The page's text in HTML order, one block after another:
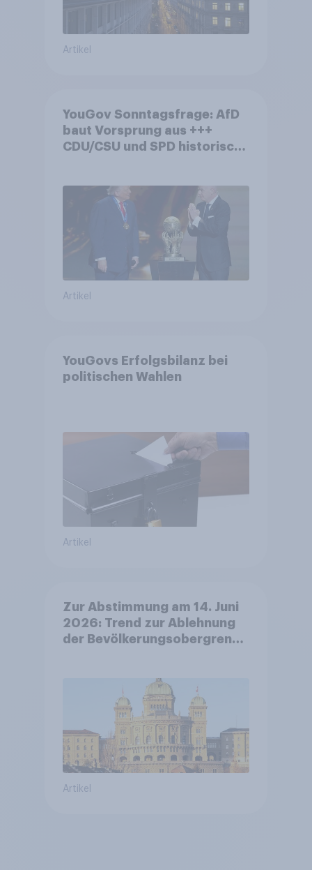
Artikel
YouGov Sonntagsfrage: AfD
baut Vorsprung aus +++
CDU/CSU und SPD historisch
Fußball-WM ohne Politik
Artikel
YouGovs Erfolgsbilanz bei
politischen Wahlen
Artikel
Zur Abstimmung am 14. Juni
2026: Trend zur Ablehnung
der Bevölkerungsobergrenze
Zivildienstgesetz sinken
Artikel